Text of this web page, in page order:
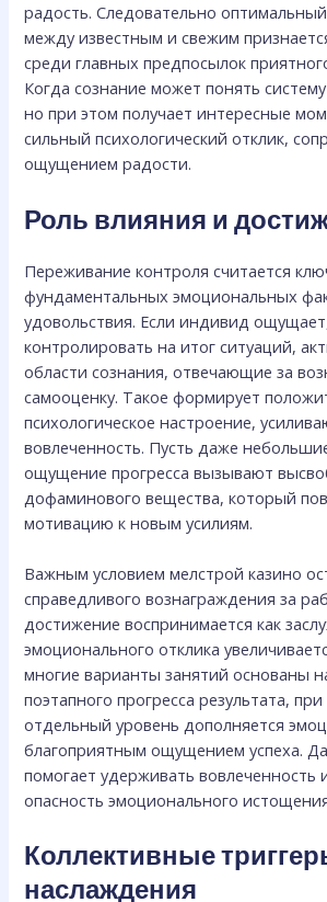
радость. Следовательно
между известным и свежим
среди главных предпосылок
Когда сознание может понять
но при этом получает интересные
сильный психологический отклик,
ощущением радости.
Роль влияния и
Переживание контроля считается
фундаментальных эмоциональных
удовольствия. Если индивид
контролировать на итог ситуаций,
области сознания, отвечающие за
самооценку. Такое формирует
психологическое настроение,
вовлеченность. Пусть даже
ощущение прогресса вызывают
дофаминового вещества, который
мотивацию к новым усилиям.
Важным условием мелстрой казино
справедливого вознаграждения за
достижение воспринимается как
эмоционального отклика
многие варианты занятий основаны
поэтапного прогресса результата,
отдельный уровень дополняется
благоприятным ощущением успеха.
помогает удерживать вовлеченность
опасность эмоционального
Коллективные
наслаждения